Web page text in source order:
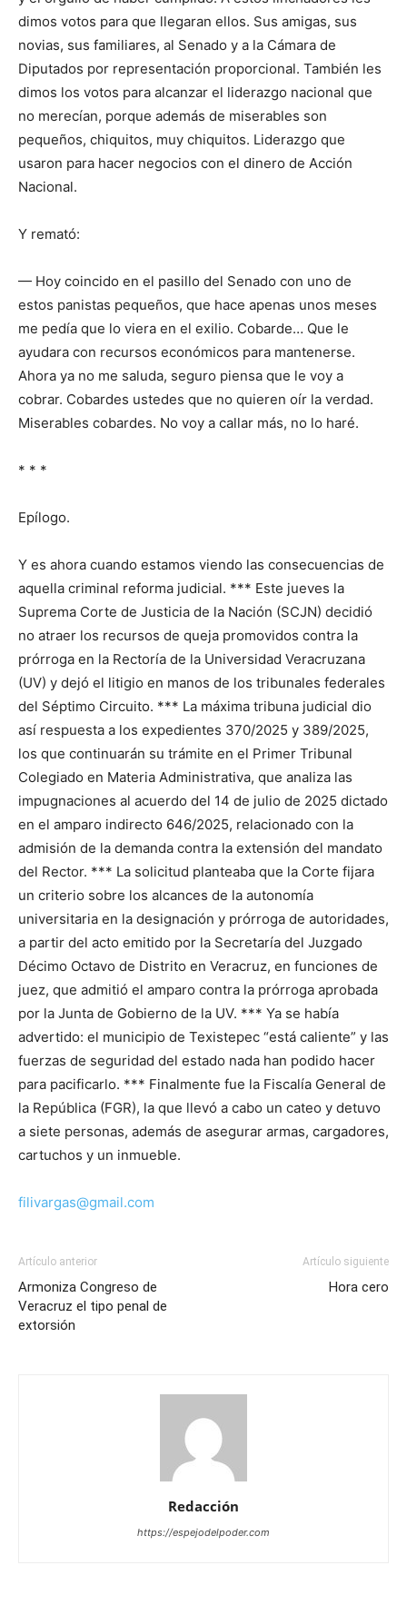
dimos votos para que llegaran ellos. Sus amigas, sus
novias, sus familiares, al Senado y a la Cámara de
Diputados por representación proporcional. También les
dimos los votos para alcanzar el liderazgo nacional que
no merecían, porque además de miserables son
pequeños, chiquitos, muy chiquitos. Liderazgo que
usaron para hacer negocios con el dinero de Acción
Nacional.
Y remató:
— Hoy coincido en el pasillo del Senado con uno de
estos panistas pequeños, que hace apenas unos meses
me pedía que lo viera en el exilio. Cobarde… Que le
ayudara con recursos económicos para mantenerse.
Ahora ya no me saluda, seguro piensa que le voy a
cobrar. Cobardes ustedes que no quieren oír la verdad.
Miserables cobardes. No voy a callar más, no lo haré.
* * *
Epílogo.
Y es ahora cuando estamos viendo las consecuencias de
aquella criminal reforma judicial. *** Este jueves la
Suprema Corte de Justicia de la Nación (SCJN) decidió
no atraer los recursos de queja promovidos contra la
prórroga en la Rectoría de la Universidad Veracruzana
(UV) y dejó el litigio en manos de los tribunales federales
del Séptimo Circuito. *** La máxima tribuna judicial dio
así respuesta a los expedientes 370/2025 y 389/2025,
los que continuarán su trámite en el Primer Tribunal
Colegiado en Materia Administrativa, que analiza las
impugnaciones al acuerdo del 14 de julio de 2025 dictado
en el amparo indirecto 646/2025, relacionado con la
admisión de la demanda contra la extensión del mandato
del Rector. *** La solicitud planteaba que la Corte fijara
un criterio sobre los alcances de la autonomía
universitaria en la designación y prórroga de autoridades,
a partir del acto emitido por la Secretaría del Juzgado
Décimo Octavo de Distrito en Veracruz, en funciones de
juez, que admitió el amparo contra la prórroga aprobada
por la Junta de Gobierno de la UV. *** Ya se había
advertido: el municipio de Texistepec “está caliente” y las
fuerzas de seguridad del estado nada han podido hacer
para pacificarlo. *** Finalmente fue la Fiscalía General de
la República (FGR), la que llevó a cabo un cateo y detuvo
a siete personas, además de asegurar armas, cargadores,
cartuchos y un inmueble.
filivargas@gmail.com
Artículo anterior
Armoniza Congreso de
Veracruz el tipo penal de
extorsión
Artículo siguiente
Hora cero
Redacción
https://espejodelpoder.com